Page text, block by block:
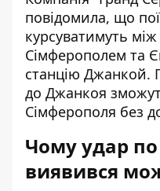
повідомила, що
курсуватимуть
Сімферополем та
станцію Джанкой.
до Джанкоя
Сімферополя без
Чому удар
виявився